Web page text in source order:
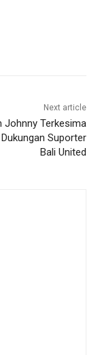
Next article
Johnny Terkesima
Suporter
Bali United